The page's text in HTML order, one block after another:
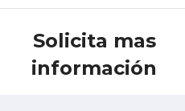
Solicita mas
información